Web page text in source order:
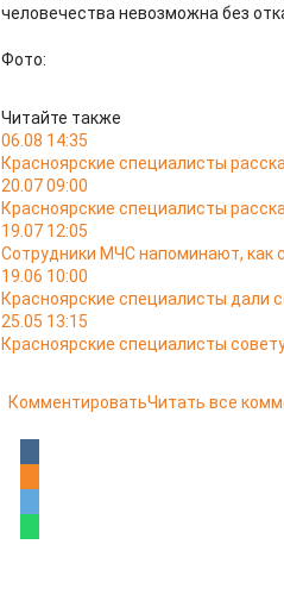
человечества невозможна без
Фото:
Читайте также
06.08 14:35
Красноярские специалисты
20.07 09:00
Красноярские специалисты
19.07 12:05
Сотрудники МЧС напоминают, как
19.06 10:00
Красноярские специалисты дали
25.05 13:15
Красноярские специалисты
КомментироватьЧитать все